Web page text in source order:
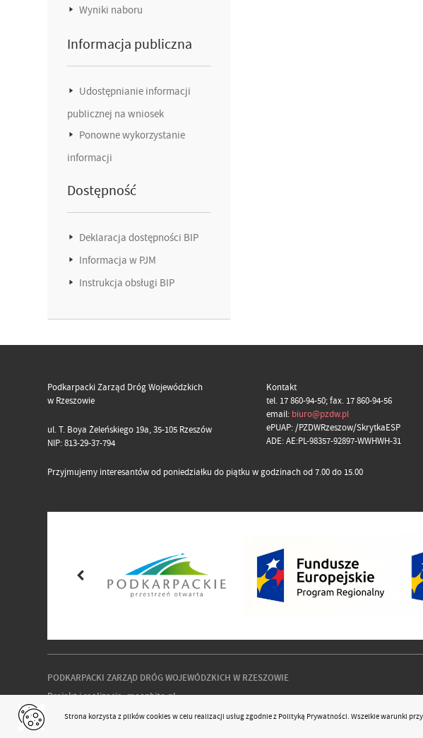
Wyniki naboru
Informacja publiczna
Udostępnianie informacji
publicznej na wniosek
Ponowne wykorzystanie
informacji
Dostępność
Deklaracja dostępności BIP
Informacja w PJM
Instrukcja obsługi BIP
Podkarpacki Zarząd Dróg Wojewódzkich
w Rzeszowie
ul. T. Boya Żeleńskiego 19a, 35-105 Rzeszów
NIP: 813-29-37-794
Kontakt
tel. 17 860-94-50; fax. 17 860-94-56
email: biuro@pzdw.pl
ePUAP: /PZDWRzeszow/SkrytkaESP
ADE: AE:PL-98357-92897-WWHWH-31
Przyjmujemy interesantów od poniedziałku do piątku w godzinach od 7.00 do 15.00
PODKARPACKI ZARZĄD DRÓG WOJEWÓDZKICH W RZESZOWIE
Projekt i realizacja:moonbite.pl
responsivevoice.org
Strona korzysta z plikówcookiesw celu realizacji usług zgodnie z Polityką Prywatności. Wszelkie warunki